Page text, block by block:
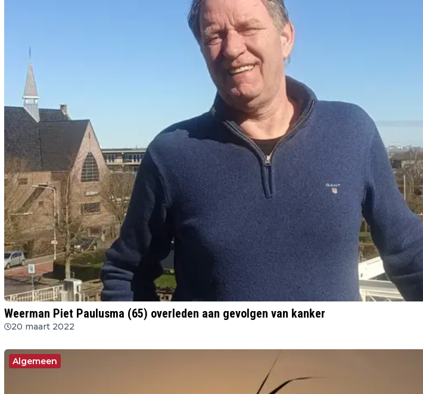
Weerman Piet Paulusma (65) overleden aan gevolgen van kanker
20 maart 2022
Algemeen